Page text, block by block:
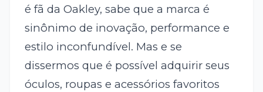
é fã da Oakley, sabe que a marca é
sinônimo de inovação, performance e
estilo inconfundível. Mas e se
dissermos que é possível adquirir seus
óculos, roupas e acessórios favoritos